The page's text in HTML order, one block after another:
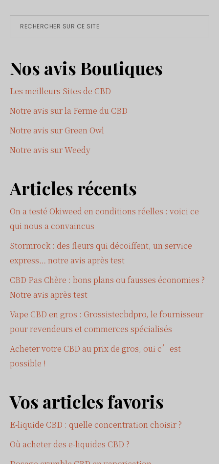
Primary
Rechercher
sur
site
Nos avis Boutiques
Les meilleurs Sites de CBD
Notre avis sur la Ferme du CBD
Notre avis sur Green Owl
Notre avis sur Weedy
Articles récents
On a testé Okiweed en conditions réelles : voici ce
qui nous a convaincus
Stormrock : des fleurs qui décoiffent, un service
express… notre avis après test
CBD Pas Chère : bons plans ou fausses économies ?
Notre avis après test
Vape CBD en gros : Grossistecbdpro, le fournisseur
pour revendeurs et commerces spécialisés
Acheter votre CBD au prix de gros, oui c’est
possible !
Vos articles favoris
E-liquide CBD : quelle concentration choisir ?
Où acheter des e-liquides CBD ?